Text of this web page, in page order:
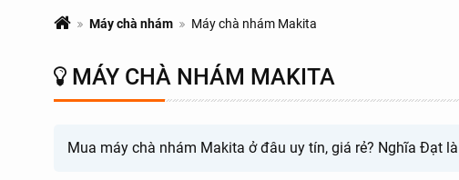
Máy chà nhám Máy chà nhám Makita
MÁY CHÀ NHÁM MAKITA
Mua máy chà nhám Makita ở đâu uy tín, giá rẻ? Nghĩa Đạt